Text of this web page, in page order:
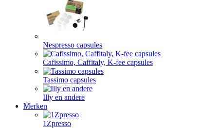
Nespresso capsules
Cafissimo, Caffitaly, K-fee capsules
Tassimo capsules
Illy en andere
Merken
1Zpresso